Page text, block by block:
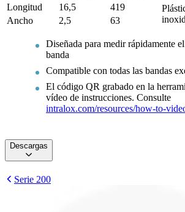
Longitud 16,5 419
Ancho 2,5 63
Diseñada para medir rápidamente
banda
Compatible con todas las bandas
El código QR grabado en la
vídeo de instrucciones. Consulte
intralox.com/resources/how-to-
Descargas
Serie 200